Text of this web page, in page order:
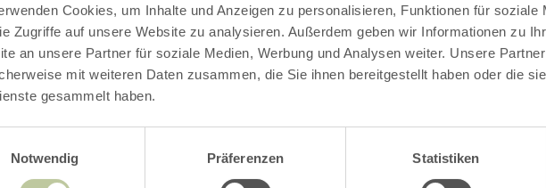
Cookies, um Inhalte und Anzeigen zu personalisieren, Funktionen für soziale
Zugriffe auf unsere Website zu analysieren. Außerdem geben wir Informationen zu
an unsere Partner für soziale Medien, Werbung und Analysen weiter. Unsere
mit weiteren Daten zusammen, die Sie ihnen bereitgestellt haben oder die
gesammelt haben.
Notwendig
Präferenzen Statistiken